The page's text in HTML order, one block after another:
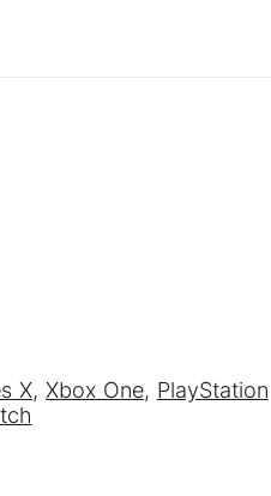
X, Xbox One, PlayStation